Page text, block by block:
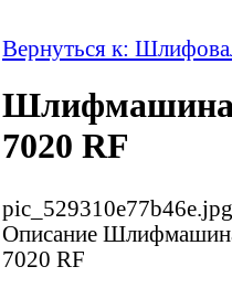
Вернуться к:
Шлифмашина
7020 RF
pic_529310e77b46e.jpg
Описание Шлифмашина
7020 RF